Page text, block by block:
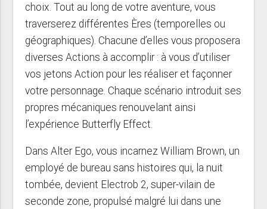
choix. Tout au long de votre aventure, vous
traverserez différentes Ères (temporelles ou
géographiques). Chacune d’elles vous proposera
diverses Actions à accomplir : à vous d’utiliser
vos jetons Action pour les réaliser et façonner
votre personnage. Chaque scénario introduit ses
propres mécaniques renouvelant ainsi
l’expérience Butterfly Effect.
Dans Alter Ego, vous incarnez William Brown, un
employé de bureau sans histoires qui, la nuit
tombée, devient Electrob 2, super-vilain de
seconde zone, propulsé malgré lui dans une